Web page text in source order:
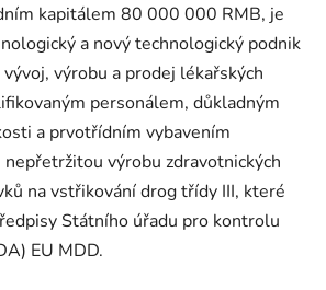
kapitálem 80 000 000 RMB, je
a nový technologický podnik
výrobu a prodej lékařských
personálem, důkladným
a prvotřídním vybavením
výrobu zdravotnických
na vstřikování drog třídy III, které
Státního úřadu pro kontrolu
EU MDD.